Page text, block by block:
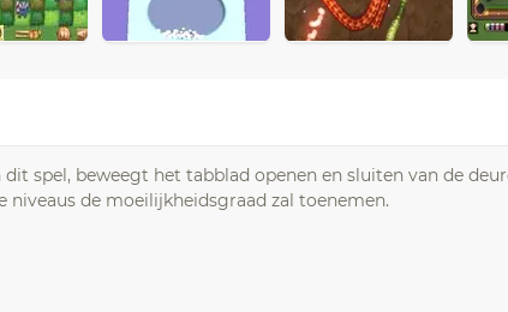
spel, beweegt het tabblad openen en sluiten van de
de moeilijkheidsgraad zal toenemen.